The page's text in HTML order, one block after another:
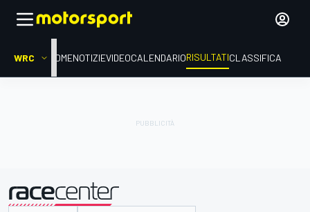
WRC HOMENOTIZIEVIDEOCALENDARIORISULTATICLASSIFICA